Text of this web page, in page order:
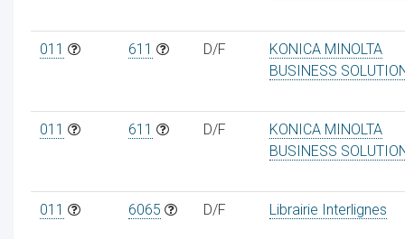
011 611 D/F
KONICA MINOLTA
BUSINESS
011 611 D/F
KONICA MINOLTA
BUSINESS
011 6065 D/F Librairie Interlignes